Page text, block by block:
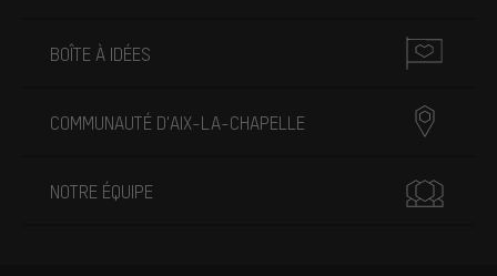
BOÎTE À IDÉES
COMMUNAUTÉ D'AIX-LA-CHAPELLE
NOTRE ÉQUIPE